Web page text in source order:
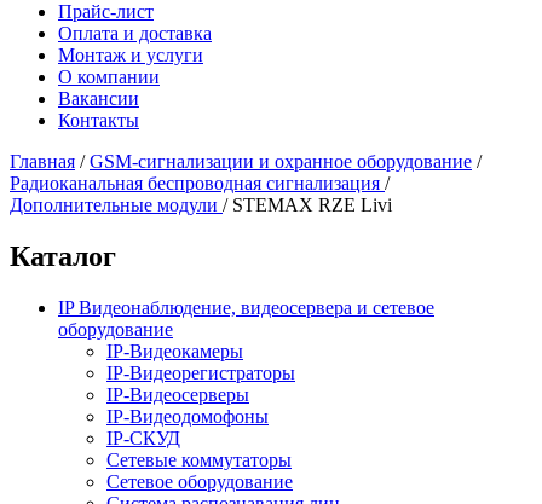
Прайс-лист
Оплата и доставка
Монтаж и услуги
О компании
Вакансии
Контакты
Главная /GSM-сигнализации и охранное оборудование /
Радиоканальная беспроводная сигнализация /
Дополнительные модули / STEMAX RZE Livi
Каталог
IP Видеонаблюдение, видеосервера и сетевое
оборудование
IP-Видеокамеры
IP-Видеорегистраторы
IP-Видеосерверы
IP-Видеодомофоны
IP-СКУД
Сетевые коммутаторы
Сетевое оборудование